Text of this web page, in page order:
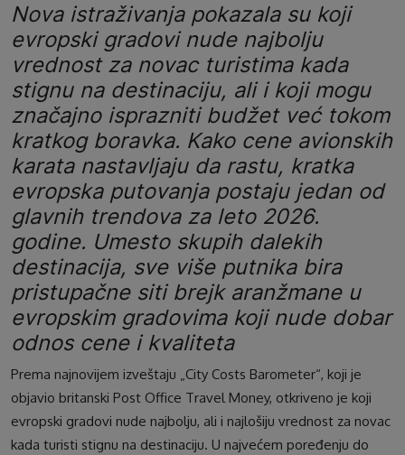
Nova istraživanja pokazala su koji
evropski gradovi nude najbolju
vrednost za novac turistima kada
stignu na destinaciju, ali i koji mogu
značajno isprazniti budžet već tokom
kratkog boravka. Kako cene avionskih
karata nastavljaju da rastu, kratka
evropska putovanja postaju jedan od
glavnih trendova za leto 2026.
godine. Umesto skupih dalekih
destinacija, sve više putnika bira
pristupačne siti brejk aranžmane u
evropskim gradovima koji nude dobar
odnos cene i kvaliteta
Prema najnovijem izveštaju „City Costs Barometer“, koji je
objavio britanski Post Office Travel Money, otkriveno je koji
evropski gradovi nude najbolju, ali i najlošiju vrednost za novac
kada turisti stignu na destinaciju. U najvećem poređenju do